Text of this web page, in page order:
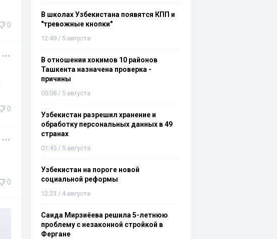
0
0
0
В школах Узбекистана появятся КПП и
"тревожные кнопки"
12:49 / 5 августа
В отношении хокимов 10 районов
Ташкента назначена проверка -
причины
05:08 / 5 августа
Узбекистан разрешил хранение и
обработку персональных данных в 49
странах
01:45 / 5 августа
Узбекистан на пороге новой
социальной реформы
12:23 / 4 августа
Саида Мирзиёева решила 5-летнюю
проблему с незаконной стройкой в
Фергане